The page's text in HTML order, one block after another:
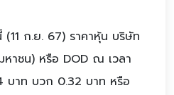
ก.ย. 67) ราคาหุ้น บริษัท
หาชน) หรือ DOD ณ เวลา
บาท บวก 0.32 บาท หรือ